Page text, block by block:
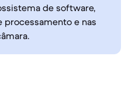
de software,
processamento e nas